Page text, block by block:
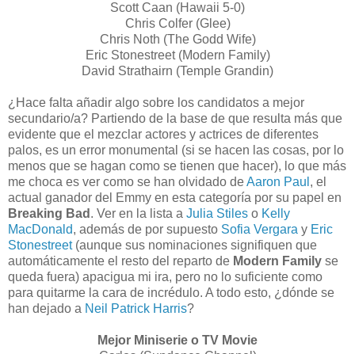
Scott Caan (Hawaii 5-0)
Chris Colfer (Glee)
Chris Noth (The Godd Wife)
Eric Stonestreet (Modern Family)
David Strathairn (Temple Grandin)
¿Hace falta añadir algo sobre los candidatos a mejor
secundario/a? Partiendo de la base de que resulta más que
evidente que el mezclar actores y actrices de diferentes
palos, es un error monumental (si se hacen las cosas, por lo
menos que se hagan como se tienen que hacer), lo que más
me choca es ver como se han olvidado deAaron Paul , el
actual ganador del Emmy en esta categoría por su papel en
Breaking Bad . Ver en la lista a Julia Stiles o Kelly
MacDonald, además de por supuesto Sofia Vergara y Eric
Stonestreet(aunque sus nominaciones signifiquen que
automáticamente el resto del reparto de Modern Family se
queda fuera) apacigua mi ira, pero no lo suficiente como
para quitarme la cara de incrédulo. A todo esto, ¿dónde se
han dejado a Neil Patrick Harris?
Mejor Miniserie o TV Movie